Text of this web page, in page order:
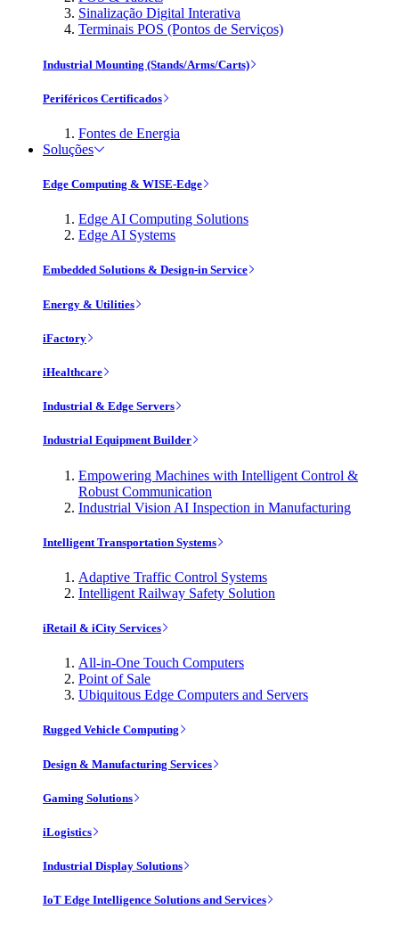
Sinalização Digital Interativa
Terminais POS (Pontos de Serviços)
Industrial Mounting (Stands/Arms/Carts)
Periféricos Certificados
Fontes de Energia
Soluções
Edge Computing & WISE-Edge
Edge AI Computing Solutions
Edge AI Systems
Embedded Solutions & Design-in Service
Energy & Utilities
iFactory
iHealthcare
Industrial & Edge Servers
Industrial Equipment Builder
Empowering Machines with Intelligent Control &
Robust Communication
Industrial Vision AI Inspection in Manufacturing
Intelligent Transportation Systems
Adaptive Traffic Control Systems
Intelligent Railway Safety Solution
iRetail & iCity Services
All-in-One Touch Computers
Point of Sale
Ubiquitous Edge Computers and Servers
Rugged Vehicle Computing
Design & Manufacturing Services
Gaming Solutions
iLogistics
Industrial Display Solutions
IoT Edge Intelligence Solutions and Services